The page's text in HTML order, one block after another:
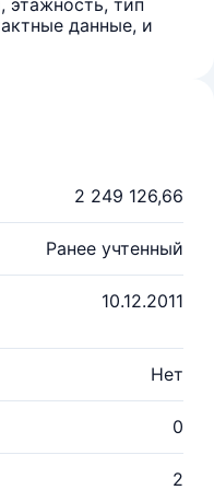
этажность, тип
данные, и
2 249 126,66
Ранее учтенный
10.12.2011
Нет
0
2